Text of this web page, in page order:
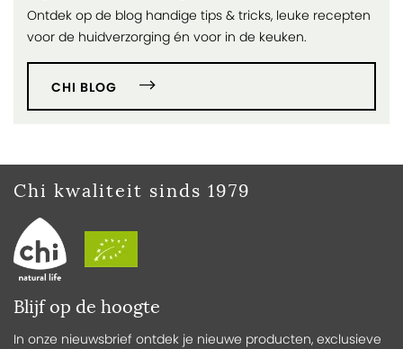
Ontdek op de blog handige tips & tricks, leuke recepten
voor de huidverzorging én voor in de keuken.
CHI BLOG
Blijf op de hoogte
In onze nieuwsbrief ontdek je nieuwe producten, exclusieve
Chi kwaliteit sinds 1979